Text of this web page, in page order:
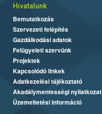
Hivatalunk
Bemutatkozás
Szervezeti felépítés
Gazdálkodási adatok
Felügyeleti szervünk
Projektek
Kapcsolódó linkek
Adatkezelési tájékoztató
Akadálymentességi nyilatkozat
Üzemeltetési információ